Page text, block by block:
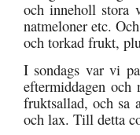
och inneholl stora
natmeloner etc.
och torkad frukt,
I sondags var vi
eftermiddagen
fruktsallad, och sa
och lax. Till detta